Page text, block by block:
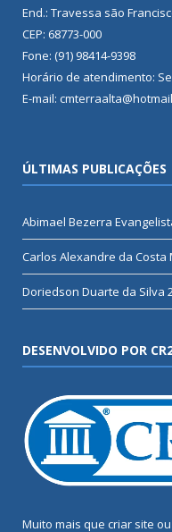
End.: Travessa são
CEP: 68773-000
Fone: (91) 98414-9398
Horário de atendimento:
E-mail:
ÚLTIMAS PUBLICAÇÕES
Abimael Bezerra
Carlos Alexandre da Costa
Doriedson Duarte da Silva
DESENVOLVIDO POR
Muito mais que criar site ou